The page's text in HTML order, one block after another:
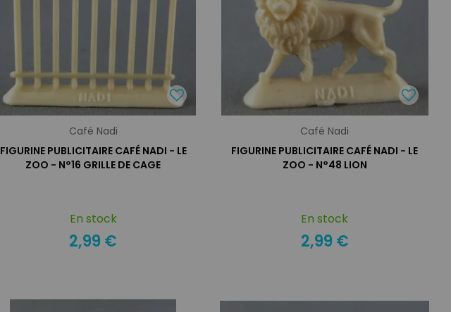
Café Nadi
FIGURINE PUBLICITAIRE CAFÉ NADI - LE
ZOO - N°16 GRILLE DE CAGE
En stock
2,99 €
Café Nadi
FIGURINE PUBLICITAIRE CAFÉ NADI - LE
ZOO - N°48 LION
En stock
2,99 €